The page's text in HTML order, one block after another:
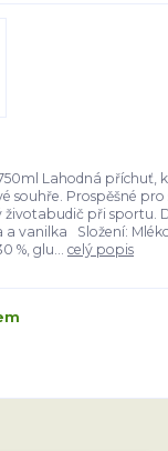
Lahodná příchuť,
souhře. Prospěšné
životabudič při sportu.
vanilka Složení:
%, glu... celý popis